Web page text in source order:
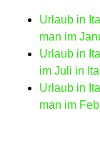
Urlaub in
man im
Urlaub in
im Juli in
Urlaub in
man im